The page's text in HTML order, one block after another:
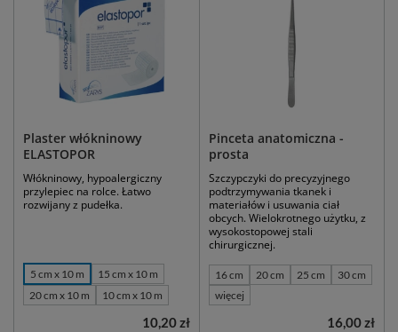
Plaster włókninowy
ELASTOPOR
Włókninowy, hypoalergiczny
przylepiec na rolce. Łatwo
rozwijany z pudełka.
5 cm x 10 m
15 cm x 10 m
20 cm x 10 m
10 cm x 10 m
10,20 zł
Pinceta anatomiczna -
prosta
Szczypczyki do precyzyjnego
podtrzymywania tkanek i
materiałów i usuwania ciał
obcych. Wielokrotnego użytku, z
wysokostopowej stali
chirurgicznej.
16 cm 20 cm 25 cm
30 cm
więcej
16,00 zł